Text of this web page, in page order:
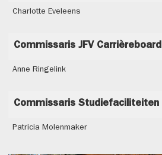
Charlotte Eveleens
Commissaris JFV Carrièreboard
Anne Ringelink
Commissaris Studiefaciliteiten
Patricia Molenmaker